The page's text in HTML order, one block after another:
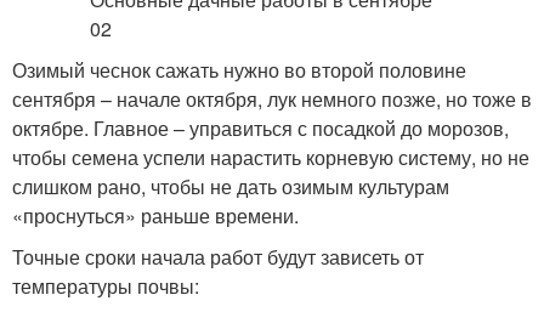
Озимый чеснок сажать нужно во второй половине
сентября – начале октября, лук немного позже, но тоже в
октябре. Главное – управиться с посадкой до морозов,
чтобы семена успели нарастить корневую систему, но не
слишком рано, чтобы не дать озимым культурам
«проснуться» раньше времени.
Точные сроки начала работ будут зависеть от
температуры почвы: